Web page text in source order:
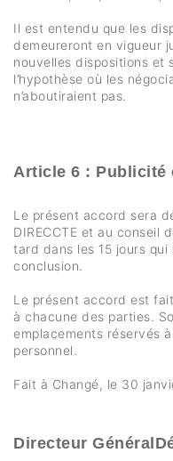
Il est entendu que les
demeureront en vigueur
nouvelles dispositions et
l’hypothèse où les
n’aboutiraient pas.
Article 6 : Publicité
Le présent accord sera
DIRECCTE et au conseil
tard dans les 15 jours
conclusion.
Le présent accord est
à chacune des parties.
emplacements réservés
personnel.
Fait à Changé, le 30
Directeur